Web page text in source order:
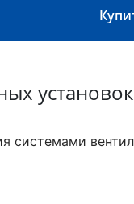
установок
системами